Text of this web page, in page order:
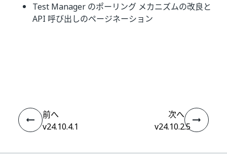
Test Manager のポーリング メカニズムの改良と
API 呼び出しのページネーション
前へ
v24.10.4.1
次へ
v24.10.2.5